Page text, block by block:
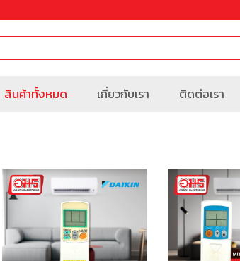
สินค้าทั้งหมด เกี่ยวกับเรา ติดต่อเรา